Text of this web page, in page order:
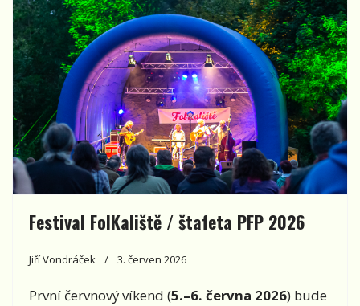
Festival FolKaliště / štafeta PFP 2026
Jiří Vondráček 3. červen 2026
První červnový víkend (5.–6. června 2026) bude